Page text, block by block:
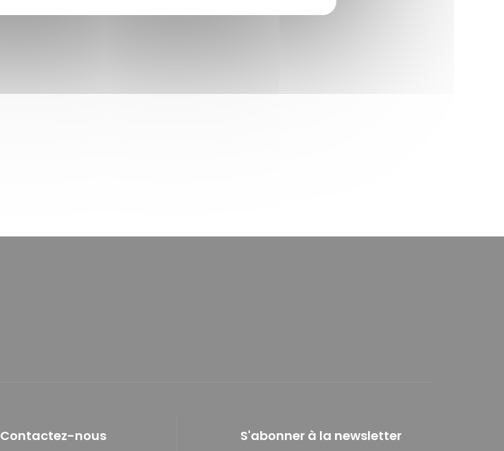
Contactez-nous S'abonner à la newsletter